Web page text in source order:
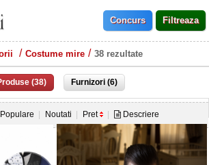
Costume mire 38 rezultate
(38) Furnizori (6)
Populare Noutati Pret
Descriere